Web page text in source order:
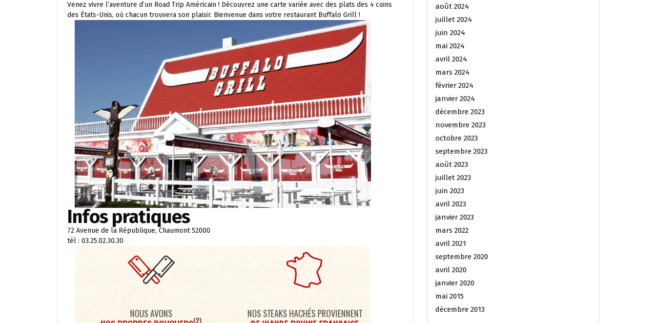
Venez vivre l’aventure d’un Road Trip Américain ! Découvrez une carte variée avec des plats des 4 coins
des États-Unis, où chacun trouvera son plaisir. Bienvenue dans votre restaurant Buffalo Grill !
Infos pratiques
72 Avenue de la République, Chaumont 52000
tél : 03.25.02.30.30
août 2024
juillet 2024
juin 2024
mai 2024
avril 2024
mars 2024
février 2024
janvier 2024
décembre 2023
novembre 2023
octobre 2023
septembre 2023
août 2023
juillet 2023
juin 2023
avril 2023
janvier 2023
mars 2022
avril 2021
septembre 2020
avril 2020
janvier 2020
mai 2015
décembre 2013